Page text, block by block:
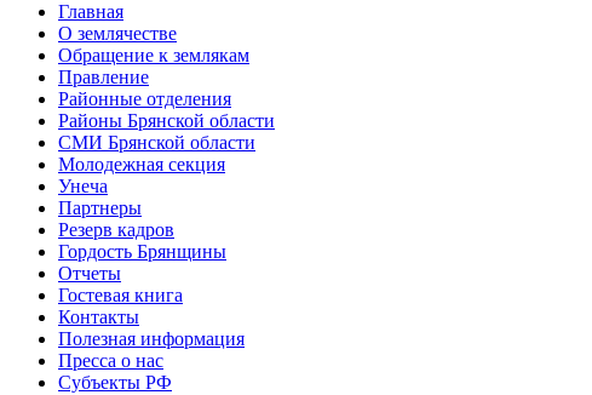
Главная
О землячестве
Обращение к землякам
Правление
Районные отделения
Районы Брянской области
СМИ Брянской области
Молодежная секция
Унеча
Партнеры
Резерв кадров
Гордость Брянщины
Отчеты
Гостевая книга
Контакты
Полезная информация
Пресса о нас
Субъекты РФ